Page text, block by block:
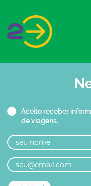
Aceito receber
de viagens.